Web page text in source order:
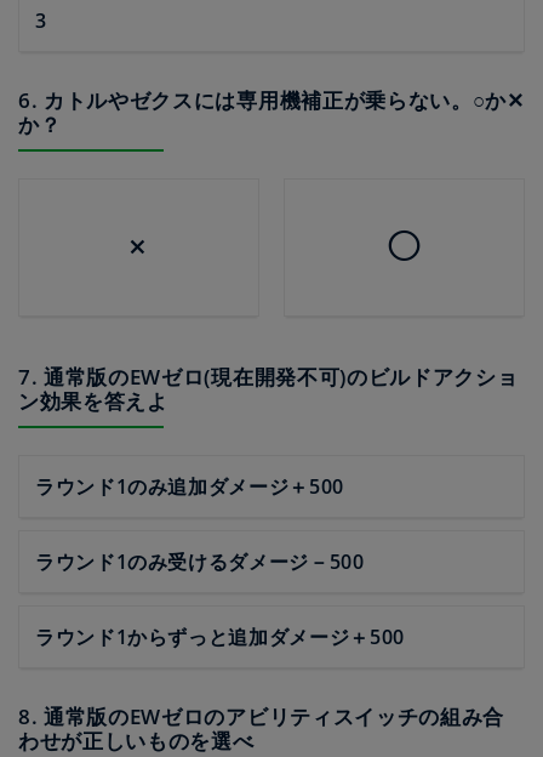
3
6. カトルやゼクスには専用機補正が乗らない。○か✕
か？
× ◯
7. 通常版のEWゼロ(現在開発不可)のビルドアクショ
ン効果を答えよ
ラウンド1のみ追加ダメージ＋500
ラウンド1のみ受けるダメージ－500
ラウンド1からずっと追加ダメージ＋500
8. 通常版のEWゼロのアビリティスイッチの組み合
わせが正しいものを選べ